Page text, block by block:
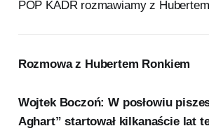
POP KADR rozmawiamy z
Rozmowa z Hubertem Ronkiem
Wojtek Boczoń: W posłowiu
Aghart” startował kilkanaście lat